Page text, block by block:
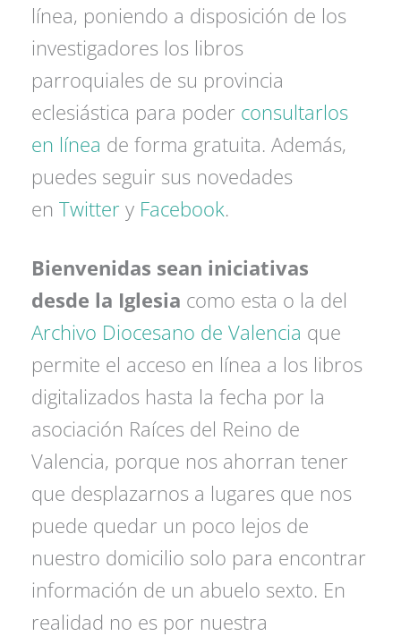
línea, poniendo a disposición de los
investigadores los libros
parroquiales de su provincia
eclesiástica para poder consultarlos
en línea de forma gratuita. Además,
puedes seguir sus novedades
enTwitter y Facebook.
Bienvenidas sean iniciativas
desde la Iglesia como esta o la del
Archivo Diocesano de Valencia que
permite el acceso en línea a los libros
digitalizados hasta la fecha por la
asociación Raíces del Reino de
Valencia, porque nos ahorran tener
que desplazarnos a lugares que nos
puede quedar un poco lejos de
nuestro domicilio solo para encontrar
información de un abuelo sexto. En
realidad no es por nuestra